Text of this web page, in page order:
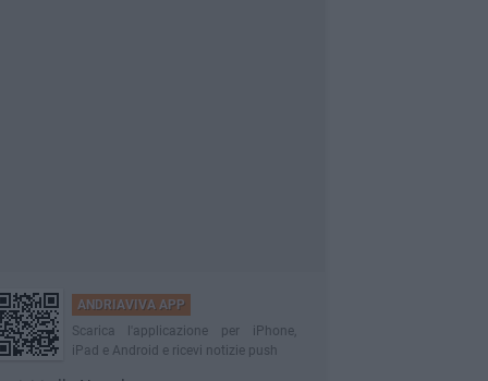
ANDRIAVIVA APP
Scarica l'applicazione per iPhone,
iPad e Android e ricevi notizie push